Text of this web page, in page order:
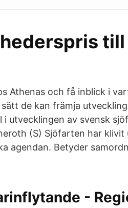
Athenas och få inblick i
de kan främja
utvecklingen av svensk
(S) Sjöfarten har klivit
agendan. Betyder
-